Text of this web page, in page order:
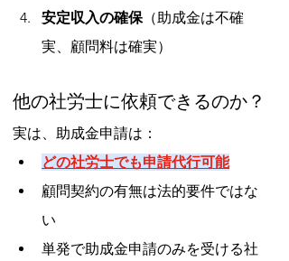
安定収入の確保（助成金は不確
実、顧問料は確実）
他の社労士に依頼できるのか？
実は、助成金申請は：
どの社労士でも申請代行可能
顧問契約の有無は法的要件ではな
い
単発で助成金申請のみを受ける社